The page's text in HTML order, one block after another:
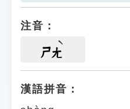
注音：
ㄕㄤ
漢語拼音：